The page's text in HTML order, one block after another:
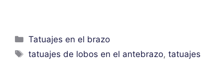
Categorías
Tatuajes en el brazo
Etiquetas
tatuajes de lobos en el antebrazo,tatuajes